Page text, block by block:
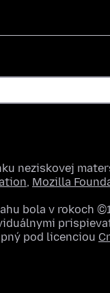
neziskovej
, Mozilla
bola v rokoch
pod licenciou